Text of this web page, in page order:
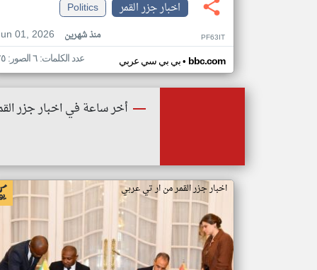
اخبار جزر القمر
Politics
01, 2026
منذ شهرين PF63IT
بي بي سي عربي• bbc.com عدد الكلمات: ٦ الصور: ٢٥
أخر ساعة في اخبار جزر
اخبار جزر القمر من ار تي عربي